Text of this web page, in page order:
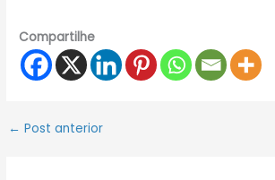
Compartilhe
← Post anterior